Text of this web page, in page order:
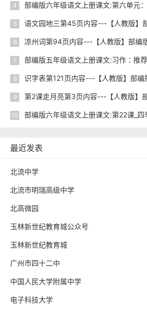
4 部编版六年级语文上册课文:第六单元
5 语文园地三第45页内容---【人教版】
6 凉州词第94页内容---【人教版】部编
7 部编版五年级语文上册课文:习作∶推荐
8 识字表第121页内容---【人教版】部
9 第2课走月亮第3页内容---【人教版】
10 部编版六年级语文上册课文:第22课_四季之美
最近发表
北流中学
北流市明瑞高级中学
北高微园
玉林新世纪教育城公众号
玉林新世纪教育城
广州市四十二中
中国人民大学附属中学
电子科技大学